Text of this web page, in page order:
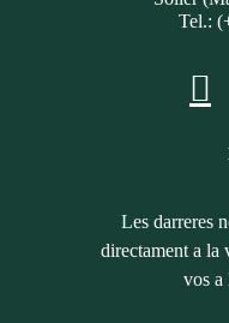
Tel.:
Les darreres
directament a la
vos a